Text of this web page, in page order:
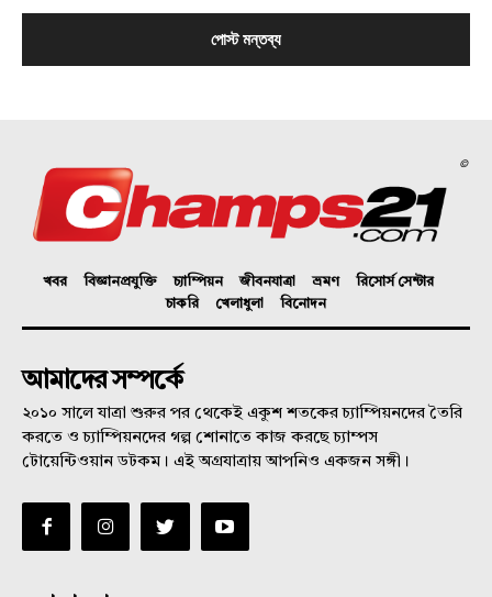
©
খবর বিজ্ঞানপ্রযুক্তি চ্যাম্পিয়ন জীবনযাত্রা ভ্রমণ
রিসোর্স সেন্টার
চাকরি
খেলাধুলা বিনোদন
আমাদের সম্পর্কে
২০১০ সালে যাত্রা শুরুর পর থেকেই একুশ শতকের চ্যাম্পিয়নদের তৈরি
করতে ও চ্যাম্পিয়নদের গল্প শোনাতে কাজ করছে চ্যাম্পস
টোয়েন্টিওয়ান ডটকম। এই অগ্রযাত্রায় আপনিও একজন সঙ্গী।